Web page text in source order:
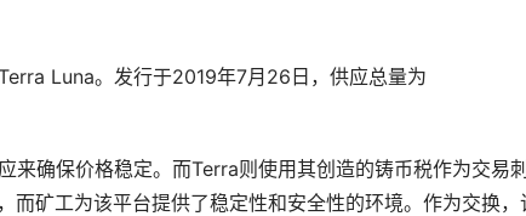
Luna。发行于2019年7月26日，供应总量为
来确保价格稳定。而Terra则使用其创造的铸币税作为交易刺
而矿工为该平台提供了稳定性和安全性的环境。作为交换，